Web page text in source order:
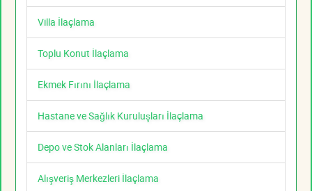
Villa İlaçlama
Toplu Konut İlaçlama
Ekmek Fırını İlaçlama
Hastane ve Sağlık Kuruluşları İlaçlama
Depo ve Stok Alanları İlaçlama
Alışveriş Merkezleri İlaçlama